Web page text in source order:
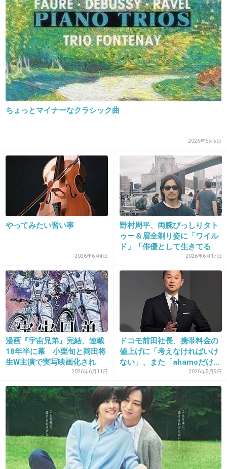
こういう仕事をこなしていって実力つけばいい
んじゃない？
+135 -55
31. 匿名2014/10/17(金) 11:12:41
面の皮敦子
2014/10/17(金) 11:12:47
同じ事務所の大島優子よりいい仕事をもらって
る気がする。
+268 -10
2014/10/17(金) 11:13:03
AKBが出ればオタク層の一万人の視聴者が増え
るかもしれないけど、一般層の十万人の視聴者
が離れる。
+171 -27
2014/10/17(金) 11:13:11
アイドル時代はまだよかったけど女優(笑)して
る時の前田さん本当可愛くない。薄化粧で髪型
も作り込めないからだろうけど、他の女優さん
がいかに綺麗で可愛いのかがよく分かる
+303 -27
ちょっとマイナーなクラシック曲
2026年6月5日
やってみたい習い事
2026年6月4日
野村周平、両腕びっしりタト
ゥー＆眉全剃り姿に「ワイル
ド」「俳優として生きてる
2026年6月17日
漫画『宇宙兄弟』完結、連載
18年半に幕 小栗旬と岡田将
生W主演で実写映画化され
2026年6月11日
ドコモ前田社長、携帯料金の
値上げに「考えなければいけ
ない」、また「ahamoだけ...
2026年5月9日